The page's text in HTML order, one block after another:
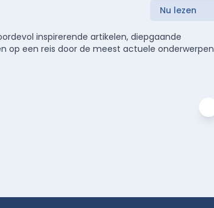
Nu lezen
inspirerende artikelen, diepgaande
op een reis door de meest actuele onderwerpen